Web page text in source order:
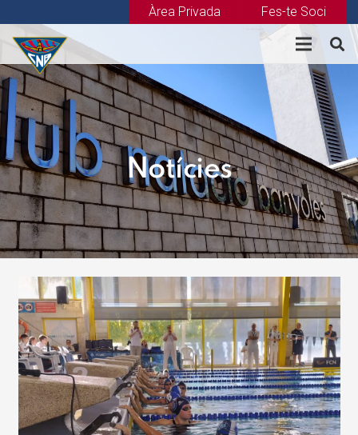
Àrea Privada Fes-te Soci
Notícies